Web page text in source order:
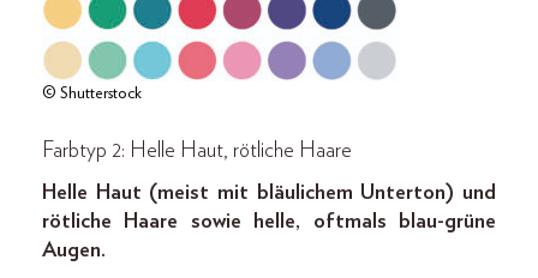
© Shutterstock
Farbtyp 2: Helle Haut, rötliche Haare
Helle Haut (meist mit bläulichem Unterton) und
rötliche Haare sowie helle, oftmals blau-grüne
Augen.